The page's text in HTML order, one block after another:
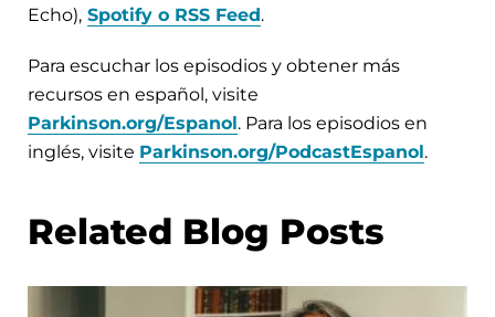
Echo), Spotify o RSS Feed.
Para escuchar los episodios y obtener más
recursos en español, visite
Parkinson.org/Espanol. Para los episodios en
inglés, visite Parkinson.org/PodcastEspanol.
Related Blog Posts